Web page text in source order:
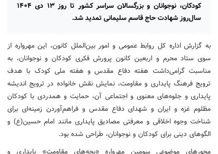
کودکان، نوجوانان و بزرگسالان سراسر کشور تا روز ۱۳ دی ۱۴۰۴
سال‌روز شهادت حاج قاسم سلیمانی تمدید شد.
به گزارش اداره کل روابط عمومی و امور بین‌الملل کانون، این مهرواره از
سوی ستاد محرم و اربعین کانون پرورش فکری کودکان و نوجوانان، به
مناسبت گرامی‌داشت هفته دفاع مقدس و هفته ملی کودک با هدف
ترویج فرهنگ پایداری و مقاومت، نمایش نقش خانواده در ترویج اندیشه
پایداری و جلوه‌های معنوی و اجتماعی آن، حمایت و همدردی با کودکان
مظلوم غزه و ایران و شهدای دفاع مقدس و فراهم‌آوردن زمینه‌ای برای
شناخت وجوه اخلاقی و معرفتی مصادیق پایداری مانند امام حسین(ع) و
الگوهای دینی برای کودکان و نوجوانان، طراحی شده بود.
محورهای موضوعی سومین مهرواره «بچه‌های مقاومت» پایداری و